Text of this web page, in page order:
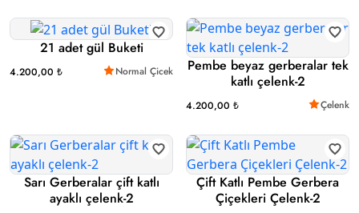
21 adet gül Buketi
4.200,00 ₺ Normal Çicek
Pembe beyaz gerberalar tek
katlı çelenk-2
4.200,00 ₺ Çelenk
Sarı Gerberalar çift katlı
ayaklı çelenk-2
Çift Katlı Pembe Gerbera
Çiçekleri Çelenk-2